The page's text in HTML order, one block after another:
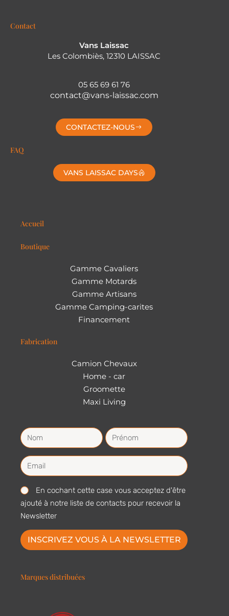
Contact
Vans Laissac
Les Colombiès, 12310 LAISSAC
05 65 69 61 76
contact@vans-laissac.com
CONTACTEZ-NOUS
FAQ
VANS LAISSAC DAYS
Accueil
Boutique
Gamme Cavaliers
Gamme Motards
Gamme Artisans
Gamme Camping-carites
Financement
Fabrication
Camion Chevaux
Home - car
Groomette
Maxi Living
En cochant cette case vous acceptez d'être
ajouté à notre liste de contacts pour recevoir la
Newsletter
INSCRIVEZ VOUS À LA NEWSLETTER
Marques distribuées